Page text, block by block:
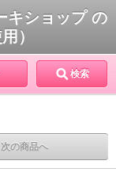
キショップ の
）
検索
次の商品へ